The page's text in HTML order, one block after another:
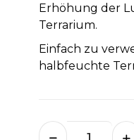
Erhöhung der
Terrarium.
Einfach zu
halbfeuchte